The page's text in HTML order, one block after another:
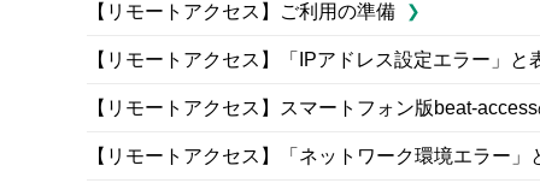
【リモートアクセス】ご利用の準備
【リモートアクセス】「IPアドレス設定エラー」と
【リモートアクセス】スマートフォン版beat-
【リモートアクセス】「ネットワーク環境エラー」